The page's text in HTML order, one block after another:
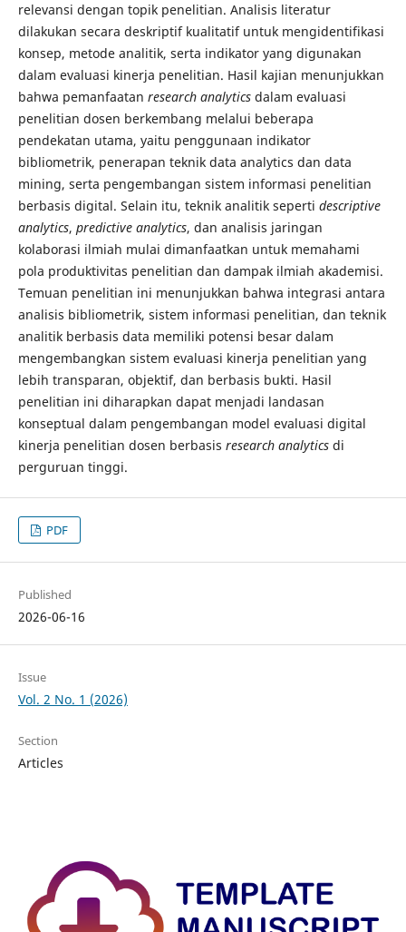
relevansi dengan topik penelitian. Analisis literatur
dilakukan secara deskriptif kualitatif untuk mengidentifikasi
konsep, metode analitik, serta indikator yang digunakan
dalam evaluasi kinerja penelitian. Hasil kajian menunjukkan
bahwa pemanfaatan research analyticsdalam evaluasi
penelitian dosen berkembang melalui beberapa
pendekatan utama, yaitu penggunaan indikator
bibliometrik, penerapan teknik data analytics dan data
mining, serta pengembangan sistem informasi penelitian
berbasis digital. Selain itu, teknik analitik seperti descriptive
analytics, predictive analytics, dan analisis jaringan
kolaborasi ilmiah mulai dimanfaatkan untuk memahami
pola produktivitas penelitian dan dampak ilmiah akademisi.
Temuan penelitian ini menunjukkan bahwa integrasi antara
analisis bibliometrik, sistem informasi penelitian, dan teknik
analitik berbasis data memiliki potensi besar dalam
mengembangkan sistem evaluasi kinerja penelitian yang
lebih transparan, objektif, dan berbasis bukti. Hasil
penelitian ini diharapkan dapat menjadi landasan
konseptual dalam pengembangan model evaluasi digital
kinerja penelitian dosen berbasis research analyticsdi
perguruan tinggi.
PDF
Published
2026-06-16
Issue
Vol. 2 No. 1 (2026)
Section
Articles